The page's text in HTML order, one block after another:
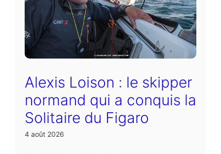
Alexis Loison : le skipper
normand qui a conquis la
Solitaire du Figaro
4 août 2026